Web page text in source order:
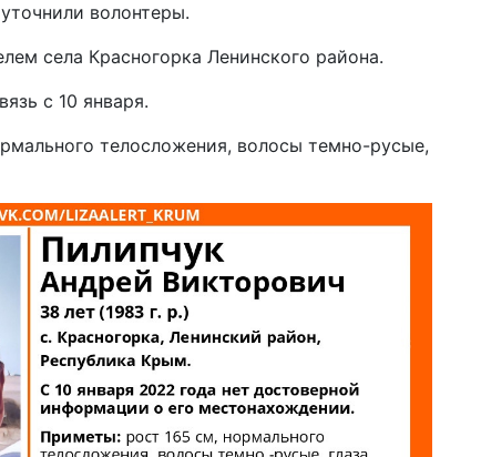
волонтеры.
села Красногорка Ленинского района.
с 10 января.
телосложения, волосы темно-русые,